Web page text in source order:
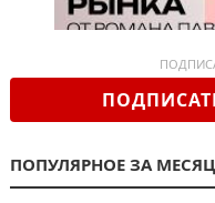
ПОПУЛЯРНОЕ ЗА МЕСЯЦ